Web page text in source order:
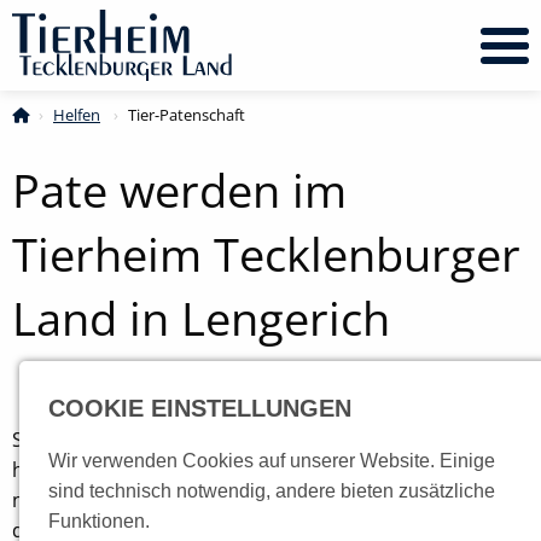
Helfen Current:
Tier-Patenschaft
Pate werden im
Tierheim Tecklenburger
Land in Lengerich
Sie würden sich gerne um ein eigenes Tier kümmern,
haben aber weder die Zeit noch die Möglichkeit ein
neues Familienmitglied aufzunehmen? Dann werden Sie
doch Pate im Tierheim Tecklenburger Land. Sie
COOKIE EINSTELLUNGEN
Wir verwenden Cookies auf unserer Website. Einige
sind technisch notwendig, andere bieten zusätzliche
Funktionen.